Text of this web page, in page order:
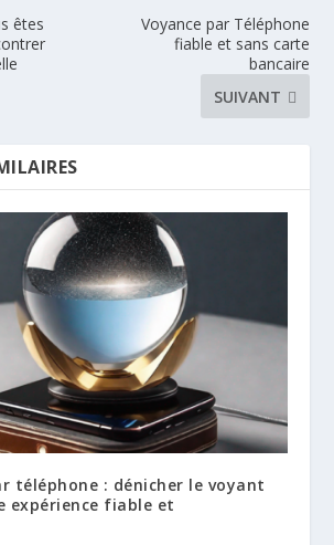
êtes
Voyance par Téléphone
fiable et sans carte
bancaire
SUIVANT
téléphone : dénicher le voyant
expérience fiable et